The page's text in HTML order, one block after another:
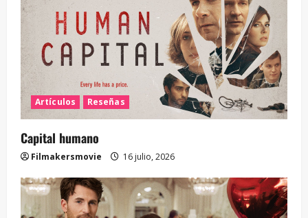
Artículos Reseñas
Capital humano
Filmakersmovie 16 julio, 2026